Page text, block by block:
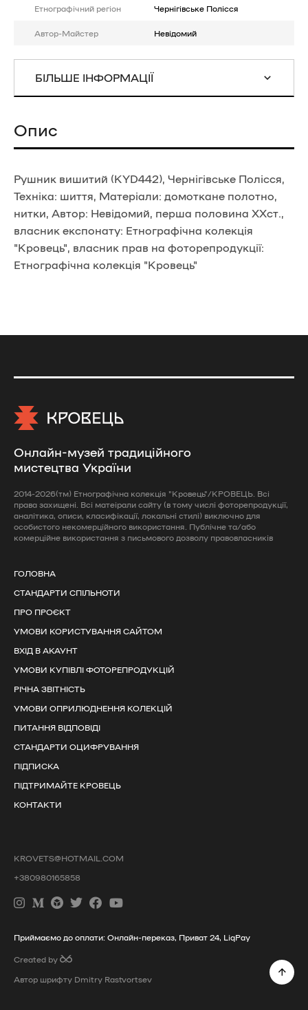
Етнографічний регіон Чернігівське Полісся
Автор-Майстер Невідомий
БІЛЬШЕ ІНФОРМАЦІЇ
Опис
Рушник вишитий (KYD442), Чернігівське Полісся,
Техніка: шиття, Матеріали: домоткане полотно,
нитки, Автор: Невідомий, перша половина ХХст.,
власник експонату: Етнографічна колекція
"Кровець", власник прав на фоторепродукції:
Етнографічна колекція "Кровець"
Онлайн-музей традиційного
мистецтва України
2014-2026(тм) Етнографічна колекція "Кровець"/КРОВЕЦЬ. Всі
права захищені. Всі матеірали сайту (в тому числі фоторепродукції,
аналітика, описи, класифікації, локальні стилі) виключно для
особистого некомерційного використання. Публічне та/або
комерційне використання з письмового дозволу правовласників
ГОЛОВНА
СТАНДАРТИ СПІЛЬНОТИ
ПРО ПРОЄКТ
УМОВИ КОРИСТУВАННЯ САЙТОМ
ВХІД В АКАУНТ
УМОВИ КУПІВЛІ ФОТОРЕПРОДУКЦІЙ
РІЧНА ЗВІТНІСТЬ
УМОВИ ОПРИЛЮДНЕННЯ КОЛЕКЦІЙ
ПИТАННЯ ВІДПОВІДІ
СТАНДАРТИ ОЦИФРУВАННЯ
ПІДПИСКА
ПІДТРИМАЙТЕ КРОВЕЦЬ
КОНТАКТИ
KROVETS@HOTMAIL.COM
+380980165858
Приймаємо до оплати: Онлайн-переказ, Приват 24, LiqPay
Created by
Автор шрифту Dmitry Rastvortsev